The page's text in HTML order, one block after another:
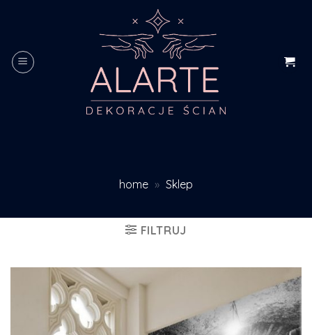
home » Sklep
FILTRUJ